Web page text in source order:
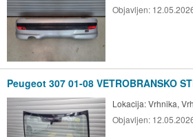
Objavljen:
Peugeot 307 01-08 VETROBRANSKO
Lokacija:Vrhnika,
Objavljen: